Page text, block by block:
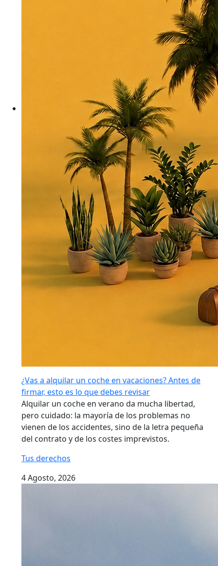
¿Vas a alquilar un coche en vacaciones? Antes de
firmar, esto es lo que debes revisar
Alquilar un coche en verano da mucha libertad,
pero cuidado: la mayoría de los problemas no
vienen de los accidentes, sino de la letra pequeña
del contrato y de los costes imprevistos.
Tus derechos
4 Agosto, 2026